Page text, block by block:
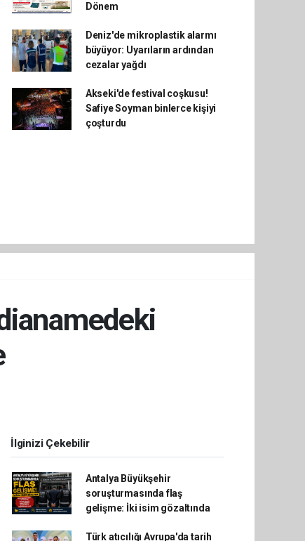
Dönem
Deniz'de mikroplastik alarmı
büyüyor: Uyarıların ardından
cezalar yağdı
Akseki'de festival coşkusu!
Safiye Soyman binlerce kişiyi
çoşturdu
İlginizi Çekebilir
Antalya Büyükşehir
soruşturmasında flaş
gelişme: İki isim gözaltında
Türk atıcılığı Avrupa'da tarih